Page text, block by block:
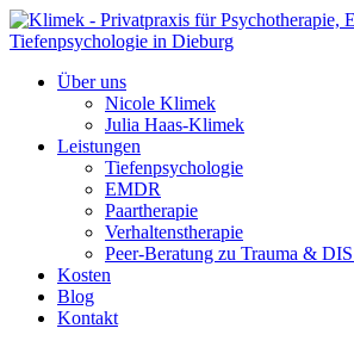
Inhalt
springen
Über uns
Nicole Klimek
Julia Haas-Klimek
Leistungen
Tiefenpsychologie
EMDR
Paartherapie
Verhaltenstherapie
Peer-Beratung zu Trauma &
Kosten
Blog
Kontakt